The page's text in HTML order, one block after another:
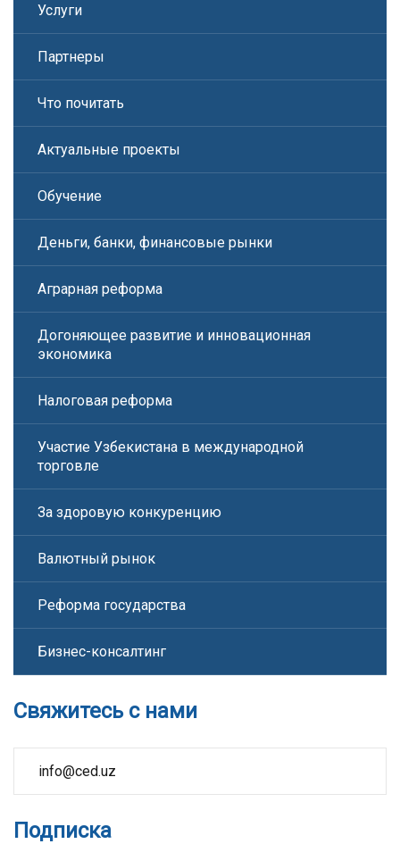
Услуги
Партнеры
Что почитать
Актуальные проекты
Обучение
Деньги, банки, финансовые рынки
Аграрная реформа
Догоняющее развитие и инновационная
экономика
Налоговая реформа
Участие Узбекистана в международной
торговле
За здоровую конкуренцию
Валютный рынок
Реформа государства
Бизнес-консалтинг
Свяжитесь с нами
info@ced.uz
Подписка